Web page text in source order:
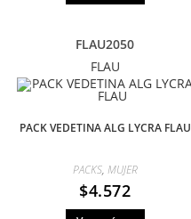
FLAU2050
FLAU
PACK VEDETINA ALG LYCRA FLAU
PACKS, MUJER
$4.572